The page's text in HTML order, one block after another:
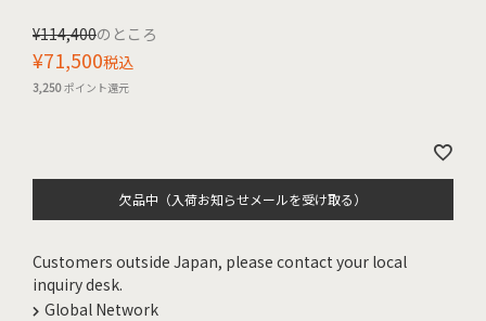
¥114,400のところ
¥71,500税込
3,250ポイント還元
欠品中（入荷お知らせメールを受け取る）
Customers outside Japan, please contact your local
inquiry desk.
Global Network